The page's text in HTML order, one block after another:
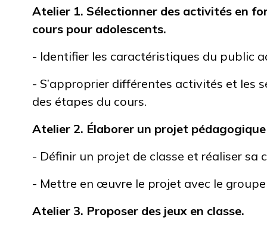
Atelier 1. Sélectionner des activités en
cours pour adolescents.
- Identifier les caractéristiques du public
- S’approprier différentes activités et les
des étapes du cours.
Atelier 2. Élaborer un projet pédagogique
- Définir un projet de classe et réaliser sa
- Mettre en œuvre le projet avec le groupe
Atelier 3. Proposer des jeux en classe.